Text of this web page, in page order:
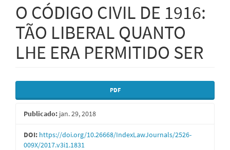
O CÓDIGO CIVIL DE 1916:
TÃO LIBERAL QUANTO
LHE ERA PERMITIDO SER
Barra
lateral
de
artigos
PDF
Publicado: jan. 29, 2018
DOI: https://doi.org/10.26668/IndexLawJournals/2526-
009X/2017.v3i1.1831